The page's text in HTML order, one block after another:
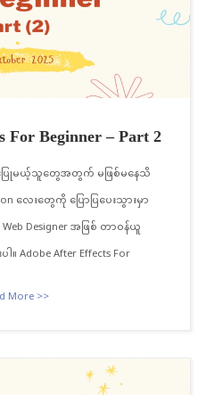
For Beginner – Part 2
းပြုမယ့်သူတွေအတွက် မဖြစ်မနေသိ
လေးတွေကို ပြောပြပေးသွားမှာ
Designer အဖြစ် တာဝန်ယူ
Adobe After Effects For
More >>